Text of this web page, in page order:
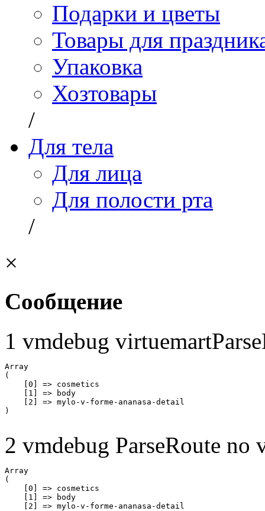
Подарки и цветы
Товары для
Упаковка
Хозтовары
/
Для тела
Для лица
Для полости рта
/
×
Сообщение
1 vmdebug
Array
(
    [0] => cosmetics
    [1] => body
    [2] => mylo-v-forme-ananasa-detail
2 vmdebug ParseRoute no
Array
(
    [0] => cosmetics
    [1] => body
    [2] => mylo-v-forme-ananasa-detail